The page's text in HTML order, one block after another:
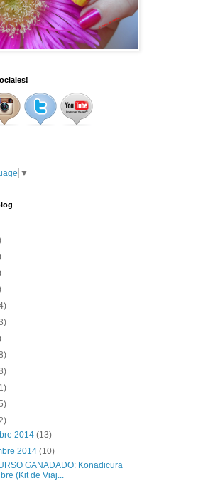
▼
2014(13)
2014(10)
GANADADO: Konadicura
(Kit de Viaj...